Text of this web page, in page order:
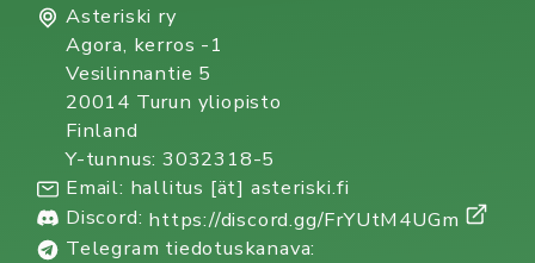
Asteriski ry
Agora, kerros -1
Vesilinnantie 5
20014 Turun yliopisto
Finland
Y-tunnus: 3032318-5
Email: hallitus [ät] asteriski.fi
Discord: https://discord.gg/FrYUtM4UGm
Telegram tiedotuskanava: